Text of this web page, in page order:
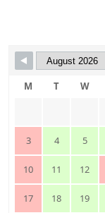
M T W
3 4 5
10 11 12
17 18 19